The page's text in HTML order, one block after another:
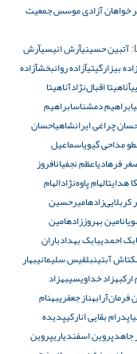
خواهان آزادی موسس جمعیت
آتبین حسینیآرش انیسیآرش
بیزارگیتیآزاده روانبخشآزاده
آناهیتا اقبال‌نژادآناهیتا
ابراهیم دمشناسابراهیم
چراغی ایرانشاهیاحسان
مداحی گیویاسماعیل
فرهادیاعظم نجفیانافروز
هدایتالهام پاوه‌نژادالهام
کربلایی‌زادهامیرحسین
امین بهروززادهامین
احمدیبابک بهدادباران
آبتینبلقیس سلیمانیبهار
بهزاد خداویسیبهزاد
فرمان‌آرابهناز جعفریبهنام
پدرام بقایی انارکیپدیده
جاهدپروین اسفندیاریپروین